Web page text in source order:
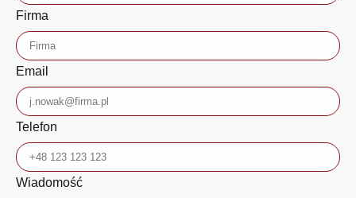
Firma
Email
Telefon
Wiadomość